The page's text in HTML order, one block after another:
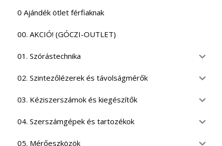
0 Ajándék ötlet férfiaknak
00. AKCIÓ! (GÓCZI-OUTLET)
01. Szórástechnika
02. Szintezőlézerek és távolságmérők
03. Kéziszerszámok és kiegészítők
04. Szerszámgépek és tartozékok
05. Mérőeszközök